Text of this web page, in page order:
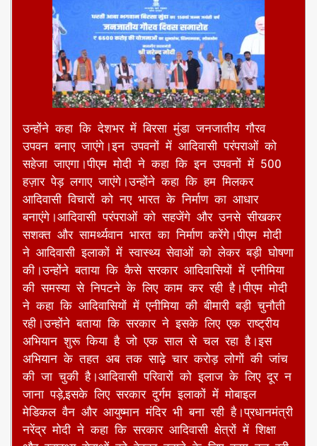
उरांव,जीतनराम मांझी,चिराग पासवान समेत कई नेता मौजूद
थे।आस-पास के जिलों और झारखंड से भी बड़ी संख्या में
लोग इस कार्यक्रम में शामिल हुए।कार्यक्रम के दौरान
प्रधानमंत्री मोदी ने भगवान बिरसा मुंडा को श्रद्धांजलि
अर्पित करते हुए 150 वीं जयंती पर विशेष सिक्के और डाक
टिकट का अनावरण किया।डाक विभाग ने इस मौके पर 05
को याद करते हुए बड़ा ऐलान किया है।
उन्होंने कहा कि देशभर में बिरसा मुंडा जनजातीय गौरव
उपवन बनाए जाएंगे।इन उपवनों में आदिवासी परंपराओं को
सहेजा जाएगा।पीएम मोदी ने कहा कि इन उपवनों में 500
हज़ार पेड़ लगाए जाएंगे।उन्होंने कहा कि हम मिलकर
आदिवासी विचारों को नए भारत के निर्माण का आधार
बनाएंगे।आदिवासी परंपराओं को सहजेंगे और उनसे सीखकर
सशक्त और सामर्थ्यवान भारत का निर्माण करेंगे।पीएम मोदी
ने आदिवासी इलाकों में स्वास्थ्य सेवाओं को लेकर बड़ी घोषणा
की।उन्होंने बताया कि कैसे सरकार आदिवासियों में एनीमिया